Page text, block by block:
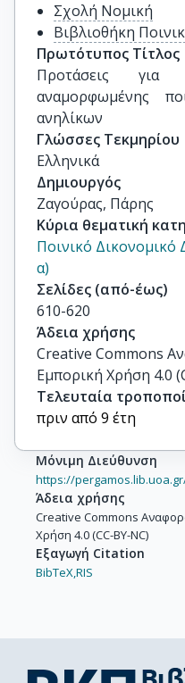
Σχολή Νομική
Βιβλιοθήκη
Πρωτότυπος Τίτλος
Προτάσεις
αναμορφωμένης
ανηλίκων
Γλώσσες Τεκμηρίου
Ελληνικά
Δημιουργός
Ζαγούρας, Πάρης
Κύρια θεματική
Ποινικό Δικονομικό
α)
Σελίδες (από-έως)
610-620
Άδεια χρήσης
Creative Commons
Εμπορική Χρήση 4.0
Τελευταία
πριν από 9 έτη
Μόνιμη Διεύθυνση
https://
Άδεια χρήσης
Creative Commons
Χρήση 4.0 (CC-BY-NC)
Εξαγωγή Citation
BibTeX,RIS